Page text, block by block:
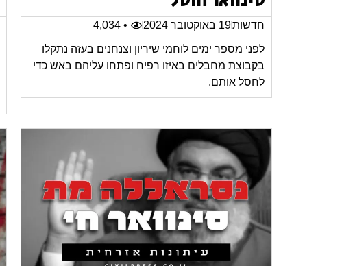
חדשות19 באוקטובר 2024 • 4,034
לפני מספר ימים לוחמי שיריון וצנחנים בעזה נתקלו
בקבוצת מחבלים באיזו רפיח ופתחו עליהם באש כדי
לחסל אותם.